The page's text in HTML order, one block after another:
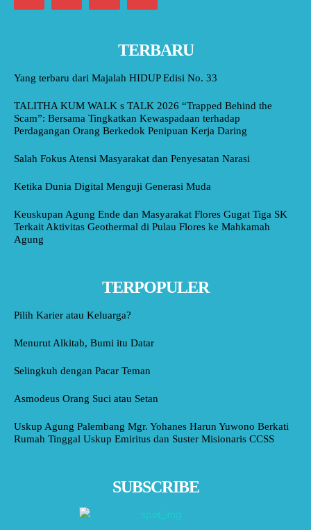
TERBARU
Yang terbaru dari Majalah HIDUP Edisi No. 33
TALITHA KUM WALK s TALK 2026 “Trapped Behind the
Scam”: Bersama Tingkatkan Kewaspadaan terhadap
Perdagangan Orang Berkedok Penipuan Kerja Daring
Salah Fokus Atensi Masyarakat dan Penyesatan Narasi
Ketika Dunia Digital Menguji Generasi Muda
Keuskupan Agung Ende dan Masyarakat Flores Gugat Tiga SK
Terkait Aktivitas Geothermal di Pulau Flores ke Mahkamah
Agung
TERPOPULER
Pilih Karier atau Keluarga?
Menurut Alkitab, Bumi itu Datar
Selingkuh dengan Pacar Teman
Asmodeus Orang Suci atau Setan
Uskup Agung Palembang Mgr. Yohanes Harun Yuwono Berkati
Rumah Tinggal Uskup Emiritus dan Suster Misionaris CCSS
SUBSCRIBE